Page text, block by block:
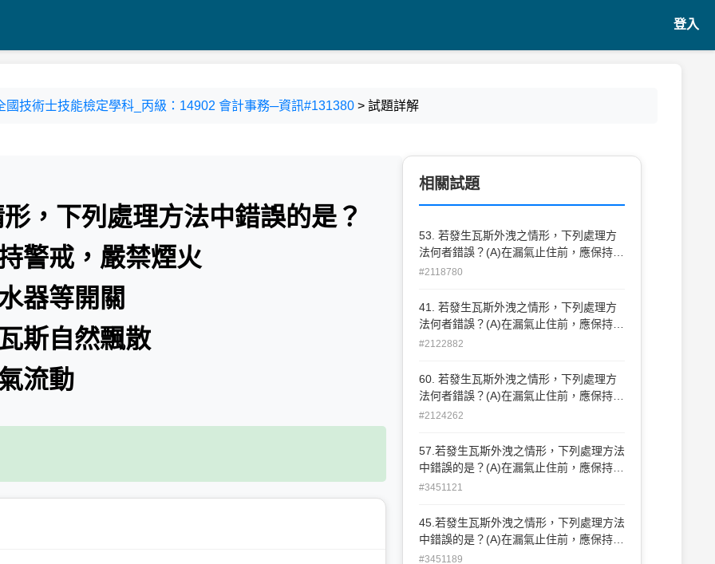
登入
國技術士技能檢定學科_丙級：14902 會計事務─資訊#131380 > 試題詳解
，下列處理方法中錯誤的是？
警戒，嚴禁煙火
器等開關
斯自然飄散
流動
相關試題
53. 若發生瓦斯外洩之情形，下列處理方
法何者錯誤？(A)在漏氣止住前，應保持警
戒，嚴禁煙火(B)應 先關閉瓦斯爐或熱水
飄散(D)開啟電風扇，加強空氣流動。
#2118780
41. 若發生瓦斯外洩之情形，下列處理方
法何者錯誤？(A)在漏氣止住前，應保持警
戒，嚴禁煙火(B)應先 關閉瓦斯爐或熱水
飄散(D)開啟電風扇，加強空氣流動。
#2122882
60. 若發生瓦斯外洩之情形，下列處理方
法何者錯誤？(A)在漏氣止住前，應保持警
戒，嚴禁煙火(B)開啟電 風扇，加強空氣
(D)緩慢地打開門窗，讓瓦斯自然飄散。
#2124262
57.若發生瓦斯外洩之情形，下列處理方法
中錯誤的是？(A)在漏氣止住前，應保持警
戒，嚴禁煙火(B)應先關閉瓦斯爐或熱水器
緩慢地打開門窗，讓瓦斯自然飄散。
#3451121
45.若發生瓦斯外洩之情形，下列處理方法
中錯誤的是？(A)在漏氣止住前，應保持警
戒，嚴禁煙火(B)應先關閉瓦斯爐或熱水器
#3451189